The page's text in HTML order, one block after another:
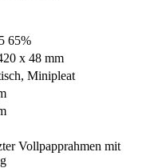
65%
x 48 mm
Minipleat
Vollpapprahmen mit